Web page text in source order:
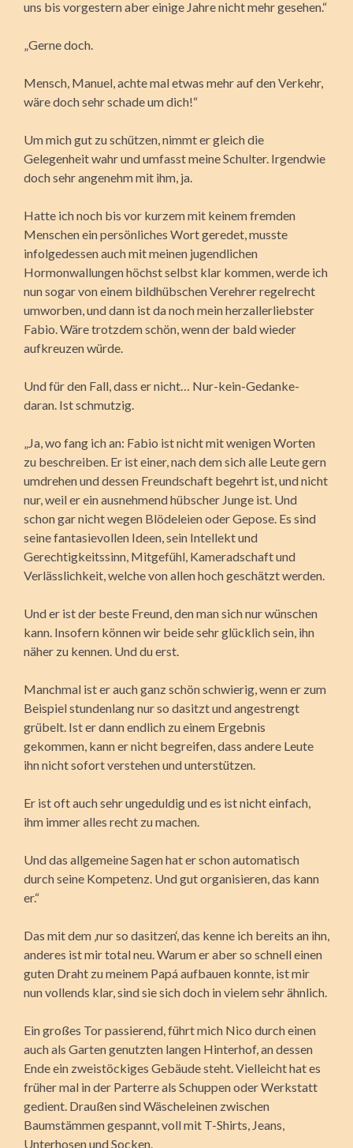
uns bis vorgestern aber einige Jahre nicht mehr gesehen.“
„Gerne doch.
Mensch, Manuel, achte mal etwas mehr auf den Verkehr,
wäre doch sehr schade um dich!“
Um mich gut zu schützen, nimmt er gleich die
Gelegenheit wahr und umfasst meine Schulter. Irgendwie
doch sehr angenehm mit ihm, ja.
Hatte ich noch bis vor kurzem mit keinem fremden
Menschen ein persönliches Wort geredet, musste
infolgedessen auch mit meinen jugendlichen
Hormonwallungen höchst selbst klar kommen, werde ich
nun sogar von einem bildhübschen Verehrer regelrecht
umworben, und dann ist da noch mein herzallerliebster
Fabio. Wäre trotzdem schön, wenn der bald wieder
aufkreuzen würde.
Und für den Fall, dass er nicht… Nur-kein-Gedanke-
daran. Ist schmutzig.
„Ja, wo fang ich an: Fabio ist nicht mit wenigen Worten
zu beschreiben. Er ist einer, nach dem sich alle Leute gern
umdrehen und dessen Freundschaft begehrt ist, und nicht
nur, weil er ein ausnehmend hübscher Junge ist. Und
schon gar nicht wegen Blödeleien oder Gepose. Es sind
seine fantasievollen Ideen, sein Intellekt und
Gerechtigkeitssinn, Mitgefühl, Kameradschaft und
Verlässlichkeit, welche von allen hoch geschätzt werden.
Und er ist der beste Freund, den man sich nur wünschen
kann. Insofern können wir beide sehr glücklich sein, ihn
näher zu kennen. Und du erst.
Manchmal ist er auch ganz schön schwierig, wenn er zum
Beispiel stundenlang nur so dasitzt und angestrengt
grübelt. Ist er dann endlich zu einem Ergebnis
gekommen, kann er nicht begreifen, dass andere Leute
ihn nicht sofort verstehen und unterstützen.
Er ist oft auch sehr ungeduldig und es ist nicht einfach,
ihm immer alles recht zu machen.
Und das allgemeine Sagen hat er schon automatisch
durch seine Kompetenz. Und gut organisieren, das kann
er.“
Das mit dem ‚nur so dasitzen‘, das kenne ich bereits an ihn,
anderes ist mir total neu. Warum er aber so schnell einen
guten Draht zu meinem Papá aufbauen konnte, ist mir
nun vollends klar, sind sie sich doch in vielem sehr ähnlich.
Ein großes Tor passierend, führt mich Nico durch einen
auch als Garten genutzten langen Hinterhof, an dessen
Ende ein zweistöckiges Gebäude steht. Vielleicht hat es
früher mal in der Parterre als Schuppen oder Werkstatt
gedient. Draußen sind Wäscheleinen zwischen
Baumstämmen gespannt, voll mit T-Shirts, Jeans,
Unterhosen und Socken.